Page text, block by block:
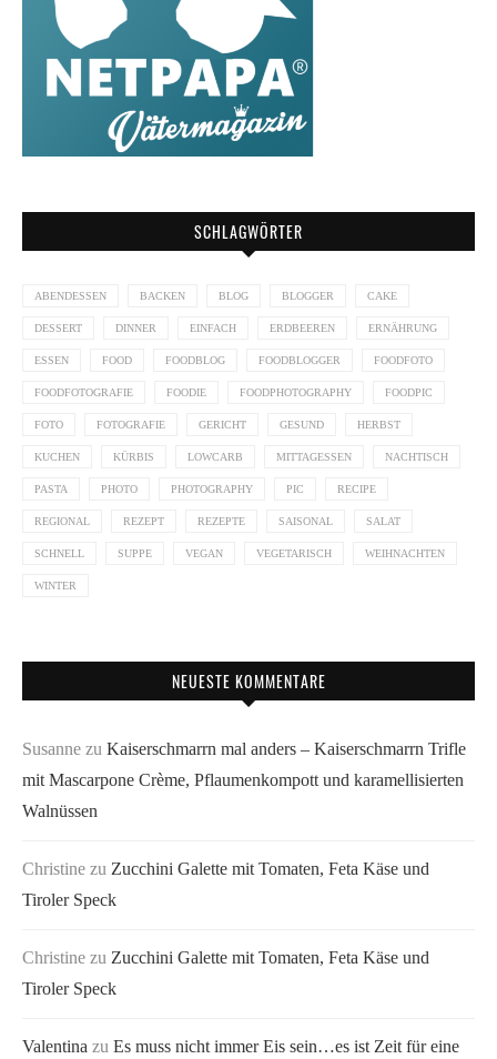
SCHLAGWÖRTER
ABENDESSEN BACKEN BLOG BLOGGER CAKE
DESSERT DINNER EINFACH ERDBEEREN ERNÄHRUNG
ESSEN FOOD FOODBLOG FOODBLOGGER FOODFOTO
FOODFOTOGRAFIE FOODIE FOODPHOTOGRAPHY FOODPIC
FOTO FOTOGRAFIE GERICHT GESUND HERBST
KUCHEN KÜRBIS LOWCARB MITTAGESSEN NACHTISCH
PASTA PHOTO PHOTOGRAPHY PIC RECIPE
REGIONAL REZEPT REZEPTE SAISONAL SALAT
SCHNELL SUPPE VEGAN VEGETARISCH WEIHNACHTEN
WINTER
NEUESTE KOMMENTARE
Susanne zu Kaiserschmarrn mal anders – Kaiserschmarrn Trifle
mit Mascarpone Crème, Pflaumenkompott und karamellisierten
Walnüssen
Christine zu Zucchini Galette mit Tomaten, Feta Käse und
Tiroler Speck
Christine zu Zucchini Galette mit Tomaten, Feta Käse und
Tiroler Speck
Valentina zu Es muss nicht immer Eis sein…es ist Zeit für eine